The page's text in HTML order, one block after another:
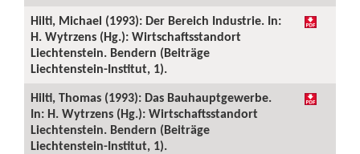
Hilti, Michael (1993): Der Bereich Industrie. In:
H. Wytrzens (Hg.): Wirtschaftsstandort
Liechtenstein. Bendern (Beiträge
Liechtenstein-Institut, 1).
Hilti, Thomas (1993): Das Bauhauptgewerbe.
In: H. Wytrzens (Hg.): Wirtschaftsstandort
Liechtenstein. Bendern (Beiträge
Liechtenstein-Institut, 1).